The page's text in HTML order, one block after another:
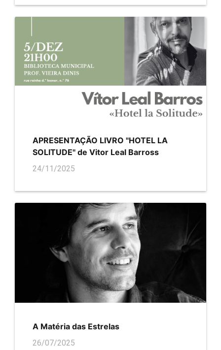
APRESENTAÇÃO LIVRO "HOTEL LA
SOLITUDE" de Vitor Leal Barross
24/11/2025
A Matéria das Estrelas
26/07/2025